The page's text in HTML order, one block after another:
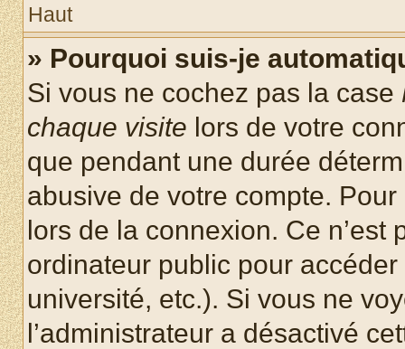
Haut
» Pourquoi suis-je
Si vous ne cochez pas la case
chaque visite lors de votre
que pendant une durée
abusive de votre compte.
lors de la connexion. Ce
ordinateur public pour
université, etc.). Si vous ne
l’administrateur a désactivé